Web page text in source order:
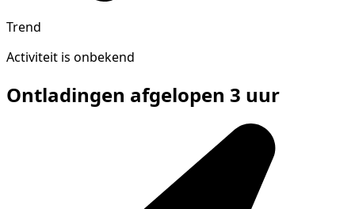
Trend
Activiteit is onbekend
Ontladingen afgelopen 3 uur